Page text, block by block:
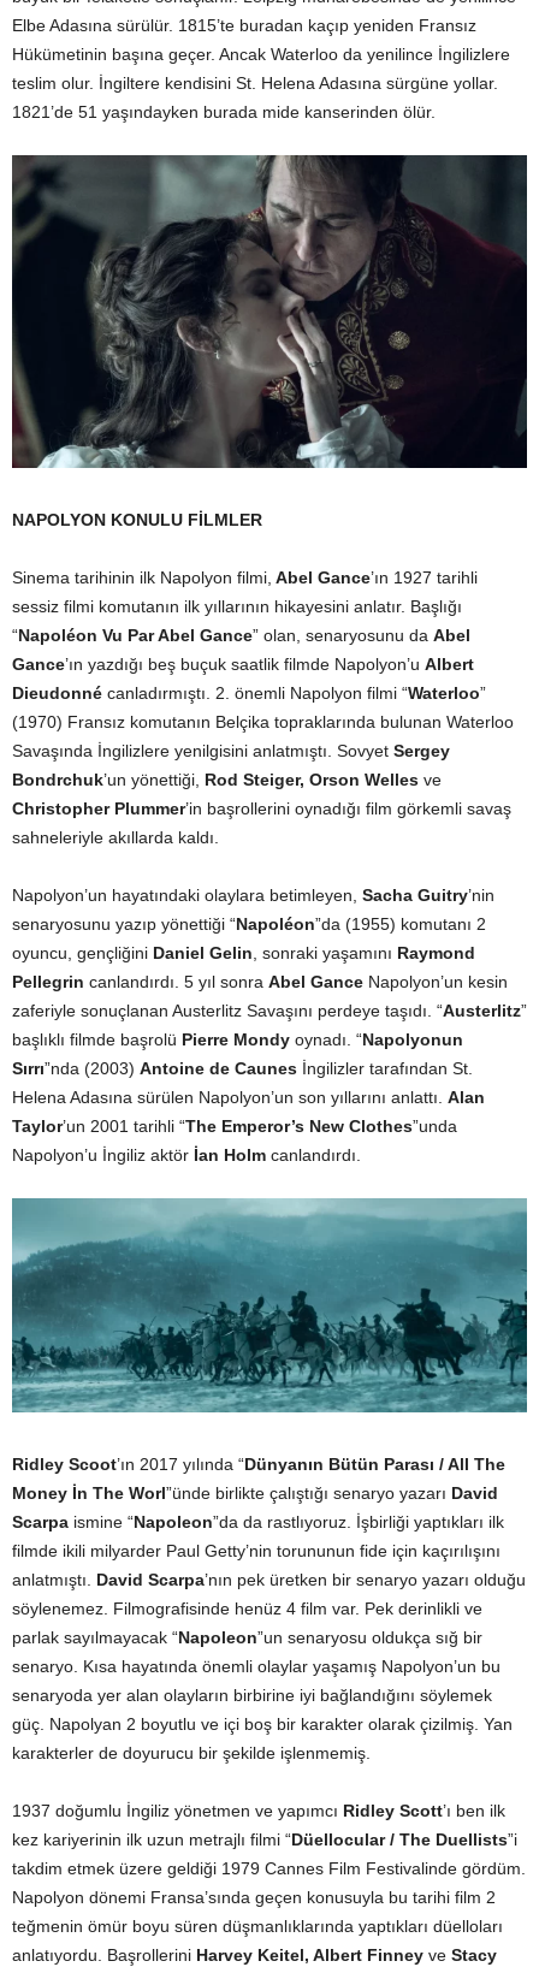
Elbe Adasına sürülür. 1815’te buradan kaçıp yeniden Fransız
Hükümetinin başına geçer. Ancak Waterloo da yenilince İngilizlere
teslim olur. İngiltere kendisini St. Helena Adasına sürgüne yollar.
1821’de 51 yaşındayken burada mide kanserinden ölür.
NAPOLYON KONULU FİLMLER
Sinema tarihinin ilk Napolyon filmi, Abel Gance’ın 1927 tarihli
sessiz filmi komutanın ilk yıllarının hikayesini anlatır. Başlığı
“Napoléon Vu Par Abel Gance” olan, senaryosunu da Abel
Gance’ın yazdığı beş buçuk saatlik filmde Napolyon’u Albert
Dieudonné canladırmıştı. 2. önemli Napolyon filmi “Waterloo”
(1970) Fransız komutanın Belçika topraklarında bulunan Waterloo
Savaşında İngilizlere yenilgisini anlatmıştı. Sovyet Sergey
Bondrchuk’un yönettiği, Rod Steiger, Orson Welles ve
Christopher Plummer’in başrollerini oynadığı film görkemli savaş
sahneleriyle akıllarda kaldı.
Napolyon’un hayatındaki olaylara betimleyen, Sacha Guitry’nin
senaryosunu yazıp yönettiği “Napoléon”da (1955) komutanı 2
oyuncu, gençliğini Daniel Gelin , sonraki yaşamını Raymond
Pellegrin canlandırdı. 5 yıl sonra Abel Gance Napolyon’un kesin
zaferiyle sonuçlanan Austerlitz Savaşını perdeye taşıdı. “Austerlitz”
başlıklı filmde başrolü Pierre Mondy oynadı. “Napolyonun
Sırrı”nda (2003) Antoine de Caunes İngilizler tarafından St.
Helena Adasına sürülen Napolyon’un son yıllarını anlattı. Alan
Taylor’un 2001 tarihli “The Emperor’s New Clothes”unda
Napolyon’u İngiliz aktör İan Holm canlandırdı.
Ridley Scoot’ın 2017 yılında “Dünyanın Bütün Parası / All The
Money İn The Worl”ünde birlikte çalıştığı senaryo yazarı David
Scarpa ismine “Napoleon”da da rastlıyoruz. İşbirliği yaptıkları ilk
filmde ikili milyarder Paul Getty’nin torununun fide için kaçırılışını
anlatmıştı. David Scarpa’nın pek üretken bir senaryo yazarı olduğu
söylenemez. Filmografisinde henüz 4 film var. Pek derinlikli ve
parlak sayılmayacak “Napoleon”un senaryosu oldukça sığ bir
senaryo. Kısa hayatında önemli olaylar yaşamış Napolyon’un bu
senaryoda yer alan olayların birbirine iyi bağlandığını söylemek
güç. Napolyan 2 boyutlu ve içi boş bir karakter olarak çizilmiş. Yan
karakterler de doyurucu bir şekilde işlenmemiş.
1937 doğumlu İngiliz yönetmen ve yapımcı Ridley Scott’ı ben ilk
kez kariyerinin ilk uzun metrajlı filmi “Düellocular / The Duellists”i
takdim etmek üzere geldiği 1979 Cannes Film Festivalinde gördüm.
Napolyon dönemi Fransa’sında geçen konusuyla bu tarihi film 2
teğmenin ömür boyu süren düşmanlıklarında yaptıkları düelloları
anlatıyordu. Başrollerini Harvey Keitel, Albert Finney ve Stacy